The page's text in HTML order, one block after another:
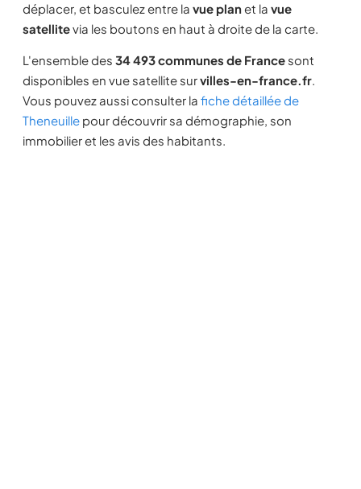
déplacer, et basculez entre la vue planet la vue
satellitevia les boutons en haut à droite de la carte.
L'ensemble des 34 493 communes de France sont
disponibles en vue satellite survilles-en-france.fr.
Vous pouvez aussi consulter la fiche détaillée de
Theneuille pour découvrir sa démographie, son
immobilier et les avis des habitants.